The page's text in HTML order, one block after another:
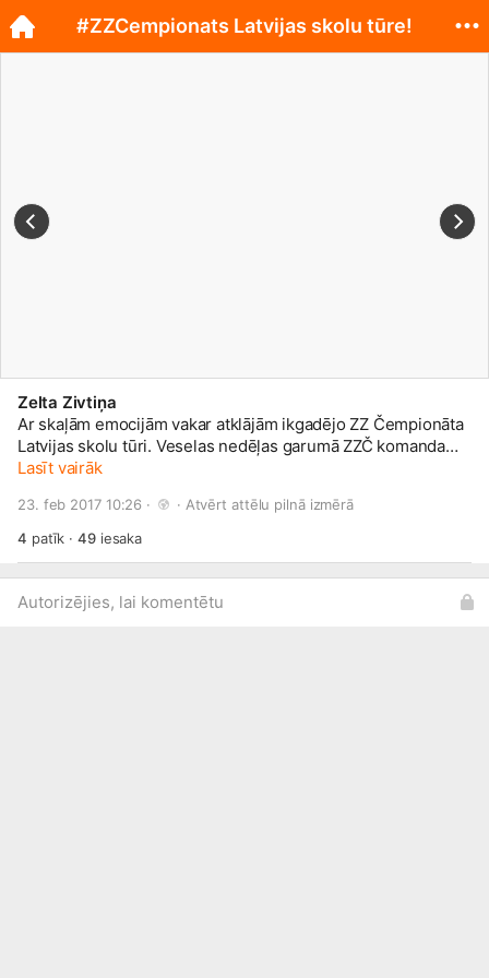
Zelta Zivtiņa
Ar skaļām emocijām vakar atklājām ikgadējo ZZ Čempionāta
Latvijas skolu tūri. Veselas nedēļas garumā ZZČ komanda
kopā ar mūziķiem, Zī&Zē un talismanu Lāci iepriecinās
jaunumiem. Tiekās!
Lasīt vairāk
23. feb 2017 10:26 · · Atvērt attēlu pilnā izmērā
4 patīk ·49iesaka
Autorizējies, lai komentētu
#ZZCempionats Latvijas skolu tūre!